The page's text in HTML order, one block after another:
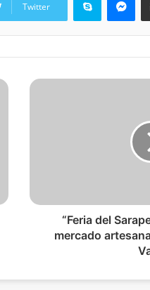
Twitter
“Feria del
mercado